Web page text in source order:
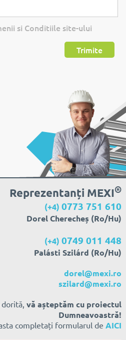
si Conditiile site-ului
Trimite
Reprezentanți MEXI®
(+4) 0773 751 610
Dorel Cherecheș (Ro/Hu)
(+4) 0749 011 448
Palásti Szilárd (Ro/Hu)
dorel@mexi.ro
szilard@mexi.ro
vă așteptăm cu proiectul
Dumneavoastră!
completați formularul deAICI